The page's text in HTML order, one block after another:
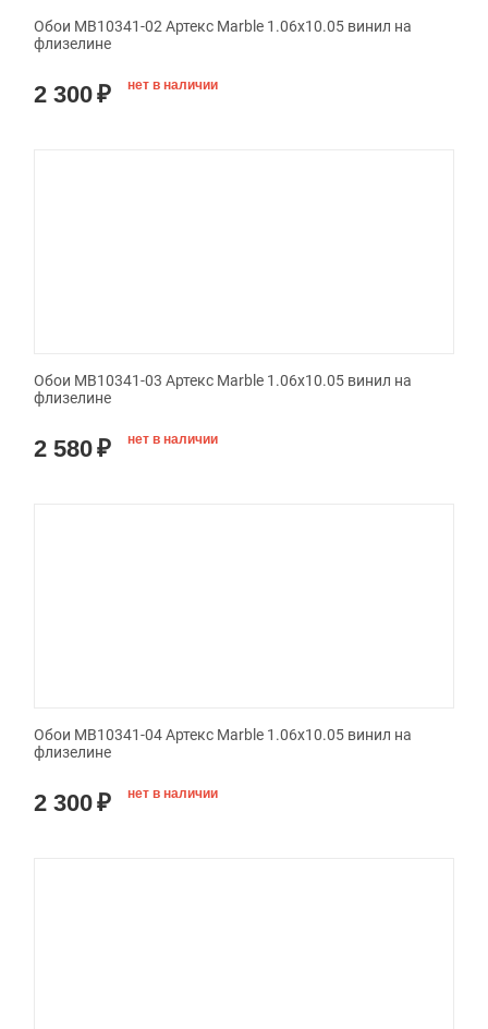
Обои MB10341-02 Артекс Marble 1.06x10.05 винил на
флизелине
2 300₽ нет в наличии
Обои MB10341-03 Артекс Marble 1.06x10.05 винил на
флизелине
2 580₽ нет в наличии
Обои MB10341-04 Артекс Marble 1.06x10.05 винил на
флизелине
2 300₽ нет в наличии